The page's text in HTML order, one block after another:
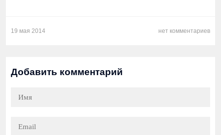
19 мая 2014 нет комментариев
Добавить комментарий